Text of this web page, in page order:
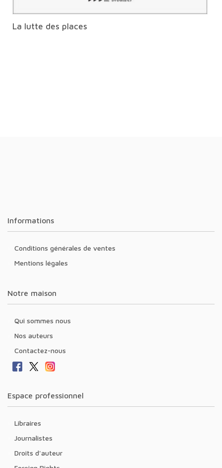
La lutte des places
Informations
Conditions générales de ventes
Mentions légales
Notre maison
Qui sommes nous
Nos auteurs
Contactez-nous
Espace professionnel
Libraires
Journalistes
Droits d'auteur